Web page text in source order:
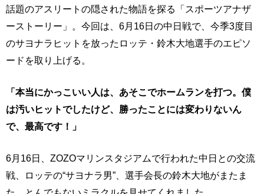
話題のアスリートの隠された物語を探る「スポーツアナザ
ーストーリー」。今回は、6月16日の中日戦で、今季3度目
のサヨナラヒットを放ったロッテ・鈴木大地選手のエピソ
ードを取り上げる。
「本当にかっこいい人は、あそこでホームランを打つ。僕
は汚いヒットでしたけど、勝ったことには変わりないん
で、最高です！」
6月16日、ZOZOマリンスタジアムで行われた中日との交流
戦、ロッテの“サヨナラ男”、選手会長の鈴木大地がまたま